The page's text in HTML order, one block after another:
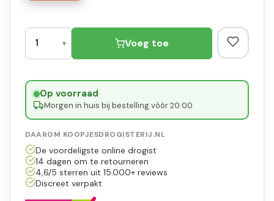
Voeg toe
Op voorraad·
Morgen in huis bij bestelling vóór 20:00
DAAROM KOOPJESDROGISTERIJ.NL
De voordeligste online drogist
14 dagen om te retourneren
4,6/5 sterren uit 15.000+ reviews
Discreet verpakt